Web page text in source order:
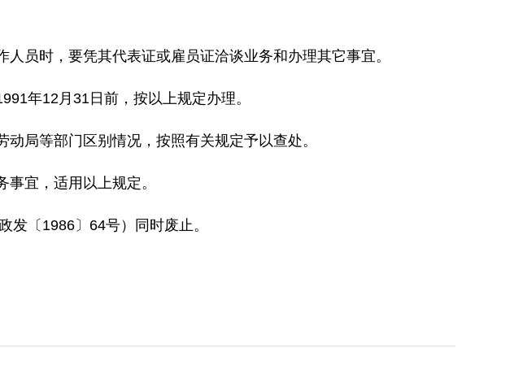
时，要凭其代表证或雇员证洽谈业务和办理其它事宜。
年12月31日前，按以上规定办理。
局等部门区别情况，按照有关规定予以查处。
宜，适用以上规定。
〔1986〕64号）同时废止。